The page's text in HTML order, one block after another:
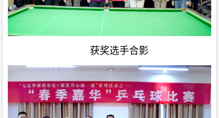
获奖选手合影